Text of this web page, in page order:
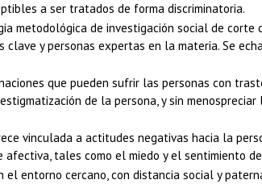
a ser tratados de forma discriminatoria.
metodológica de investigación social de
y personas expertas en la materia. Se
que pueden sufrir las personas con
de la persona, y sin
vinculada a actitudes negativas hacia la
tales como el miedo y el sentimiento
entorno cercano, con distancia social y